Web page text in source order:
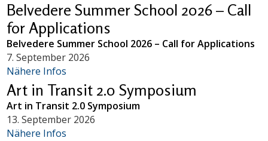
Belvedere Summer School 2026 – Call
for Applications
Belvedere Summer School 2026 – Call for Applications
7. September 2026
Nähere Infos
Art in Transit 2.0 Symposium
Art in Transit 2.0 Symposium
13. September 2026
Nähere Infos